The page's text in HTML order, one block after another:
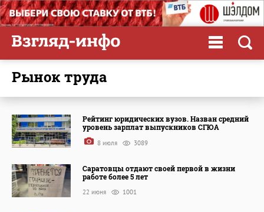
рынок труда
Рейтинг юридических вузов. Назван средний
уровень зарплат выпускников СГЮА
8 июля 3089
Саратовцы отдают своей первой в жизни
работе более 5 лет
22 июня 1001